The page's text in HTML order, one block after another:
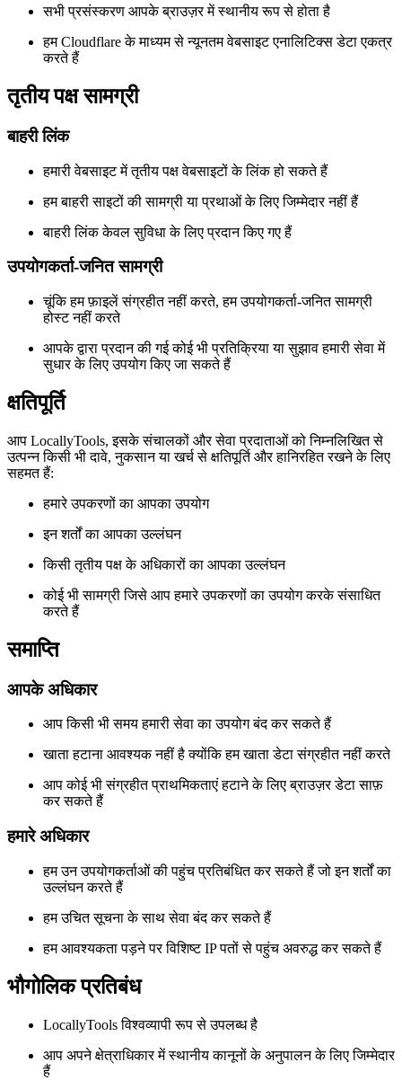
सभी प्रसंस्करण आपके ब्राउज़र में स्थानीय रूप से होता है
हम Cloudflare के माध्यम से न्यूनतम वेबसाइट एनालिटिक्स डेटा एकत्र
करते हैं
तृतीय पक्ष सामग्री
बाहरी लिंक
हमारी वेबसाइट में तृतीय पक्ष वेबसाइटों के लिंक हो सकते हैं
हम बाहरी साइटों की सामग्री या प्रथाओं के लिए जिम्मेदार नहीं हैं
बाहरी लिंक केवल सुविधा के लिए प्रदान किए गए हैं
उपयोगकर्ता-जनित सामग्री
चूंकि हम फ़ाइलें संग्रहीत नहीं करते, हम उपयोगकर्ता-जनित सामग्री
होस्ट नहीं करते
आपके द्वारा प्रदान की गई कोई भी प्रतिक्रिया या सुझाव हमारी सेवा में
सुधार के लिए उपयोग किए जा सकते हैं
क्षतिपूर्ति
आप LocallyTools, इसके संचालकों और सेवा प्रदाताओं को निम्नलिखित से
उत्पन्न किसी भी दावे, नुकसान या खर्च से क्षतिपूर्ति और हानिरहित रखने के लिए
सहमत हैं:
हमारे उपकरणों का आपका उपयोग
इन शर्तों का आपका उल्लंघन
किसी तृतीय पक्ष के अधिकारों का आपका उल्लंघन
कोई भी सामग्री जिसे आप हमारे उपकरणों का उपयोग करके संसाधित
करते हैं
समाप्ति
आपके अधिकार
आप किसी भी समय हमारी सेवा का उपयोग बंद कर सकते हैं
खाता हटाना आवश्यक नहीं है क्योंकि हम खाता डेटा संग्रहीत नहीं करते
आप कोई भी संग्रहीत प्राथमिकताएं हटाने के लिए ब्राउज़र डेटा साफ़
कर सकते हैं
हमारे अधिकार
हम उन उपयोगकर्ताओं की पहुंच प्रतिबंधित कर सकते हैं जो इन शर्तों का
उल्लंघन करते हैं
हम उचित सूचना के साथ सेवा बंद कर सकते हैं
हम आवश्यकता पड़ने पर विशिष्ट IP पतों से पहुंच अवरुद्ध कर सकते हैं
भौगोलिक प्रतिबंध
LocallyTools विश्वव्यापी रूप से उपलब्ध है
आप अपने क्षेत्राधिकार में स्थानीय कानूनों के अनुपालन के लिए जिम्मेदार
हैं